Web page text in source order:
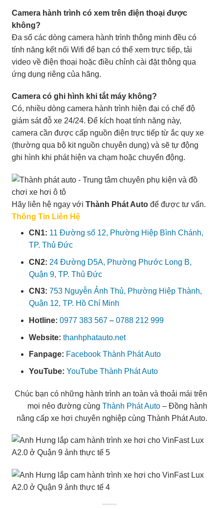
Camera hành trình có xem trên điện thoại được
không?
Đa số các dòng camera hành trình thông minh đều có
tính năng kết nối Wifi để bạn có thể xem trực tiếp, tải
video về điện thoại hoặc điều chỉnh cài đặt thông qua
ứng dụng riêng của hãng.
Camera có ghi hình khi tắt máy không?
Có, nhiều dòng camera hành trình hiện đại có chế độ
giám sát đỗ xe 24/24. Để kích hoạt tính năng này,
camera cần được cấp nguồn điện trực tiếp từ ắc quy xe
(thường qua bộ kit nguồn chuyên dụng) và sẽ tự động
ghi hình khi phát hiện va chạm hoặc chuyển động.
Hãy liên hệ ngay với Thành Phát Auto để được tư vấn.
Thông Tin Liên Hệ
CN1: 11 Đường số 12, Phường Hiệp Bình Chánh,
TP. Thủ Đức
CN2: 24 Đường D5A, Phường Phước Long B,
Quận 9, TP. Thủ Đức
CN3: 753 Nguyễn Ảnh Thủ, Phường Hiệp Thành,
Quận 12, TP. Hồ Chí Minh
Hotline: 0977 383 567 – 0788 212 999
Website: thanhphatauto.net
Fanpage: Facebook Thành Phát Auto
YouTube: YouTube Thành Phát Auto
Chúc bạn có những hành trình an toàn và thoải mái trên
mọi nẻo đường cùng Thành Phát Auto – Đồng hành
nâng cấp xe hơi chuyên nghiệp cùng Thành Phát Auto.